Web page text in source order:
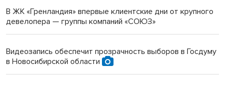
В ЖК «Гренландия» впервые клиентские дни от крупного
девелопера — группы компаний «СОЮЗ»
Видеозапись обеспечит прозрачность выборов в Госдуму
в Новосибирской области